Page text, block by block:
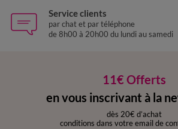
Service clients
par chat et par téléphone
de 8h00 à 20h00 du lundi au samedi
11€ Offerts
en vous inscrivant à la
dès 20€ d’achat
conditions dans votre email de